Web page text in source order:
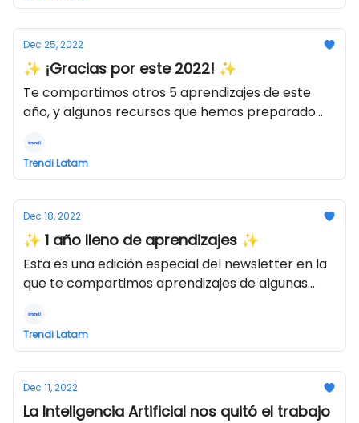
Dec 25, 2022
✨ ¡Gracias por este 2022! ✨
Te compartimos otros 5 aprendizajes de este
año, y algunos recursos que hemos preparado
Trendi Latam
Dec 18, 2022
✨ 1 año lleno de aprendizajes ✨
Esta es una edición especial del newsletter en la
que te compartimos aprendizajes de algunas
Trendi Latam
Dec 11, 2022
La Inteligencia Artificial nos quitó el trabajo